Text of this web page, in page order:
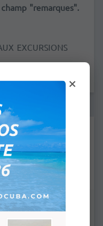
"remarques".
EXCURSIONS
×